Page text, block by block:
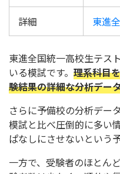
詳細 東進
東進全国統一高校生テス
いる模試です。 理系科目
験結果の詳細な分析デー
さらに予備校の分析デー
模試と比べ圧倒的に多い
ぱなしにさせないという
一方で、受験者のほとん